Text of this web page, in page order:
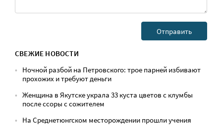
СВЕЖИЕ НОВОСТИ
Ночной разбой на Петровского: трое парней избивают
прохожих и требуют деньги
Женщина в Якутске украла 33 куста цветов с клумбы
после ссоры с сожителем
На Среднетюнгском месторождении прошли учения